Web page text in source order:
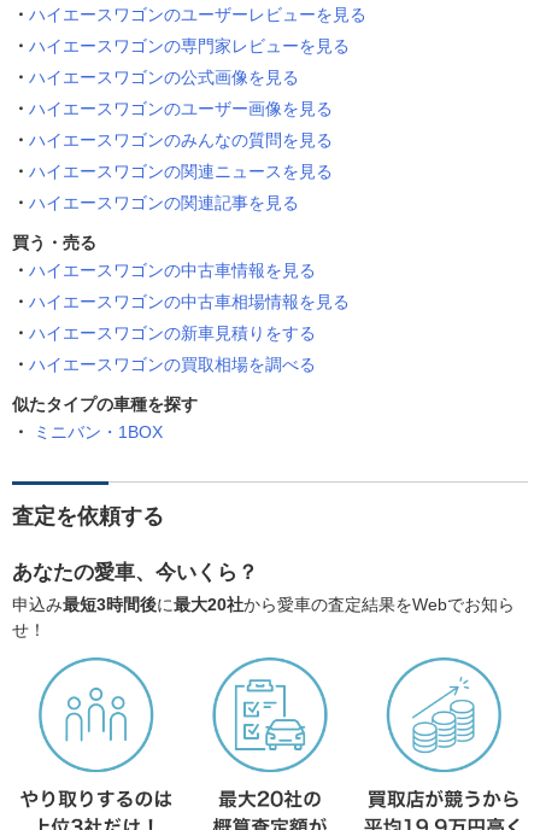
ハイエースワゴンのユーザーレビューを見る
ハイエースワゴンの専門家レビューを見る
ハイエースワゴンの公式画像を見る
ハイエースワゴンのユーザー画像を見る
ハイエースワゴンのみんなの質問を見る
ハイエースワゴンの関連ニュースを見る
ハイエースワゴンの関連記事を見る
買う・売る
ハイエースワゴンの中古車情報を見る
ハイエースワゴンの中古車相場情報を見る
ハイエースワゴンの新車見積りをする
ハイエースワゴンの買取相場を調べる
似たタイプの車種を探す
ミニバン・1BOX
査定を依頼する
あなたの愛車、今いくら？
申込み最短3時間後に最大20社から愛車の査定結果をWebでお知ら
せ！